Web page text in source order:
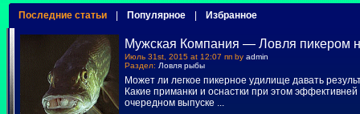
Последние статьи Популярное Избранное
Мужская Компания — Ловля пикером
Июль 31st, 2015 at 12:07 пп by admin
Раздел: Ловля рыбы
Может ли легкое пикерное удилище давать
Какие приманки и оснастки при этом эффективней
очередном выпуске ...